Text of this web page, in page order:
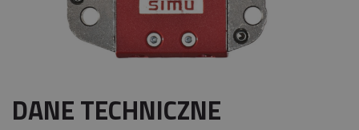
DANE TECHNICZNE